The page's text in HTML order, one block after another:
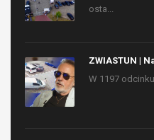
osta...
ZWIASTUN |
W 1197